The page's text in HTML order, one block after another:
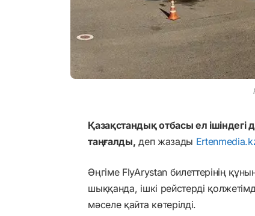
Қазақстандық отбасы ел
таңғалды, деп жазады
Әңгіме FlyArystan билеттерінің
шыққанда, ішкі рейстерді
мәселе қайта көтерілді.